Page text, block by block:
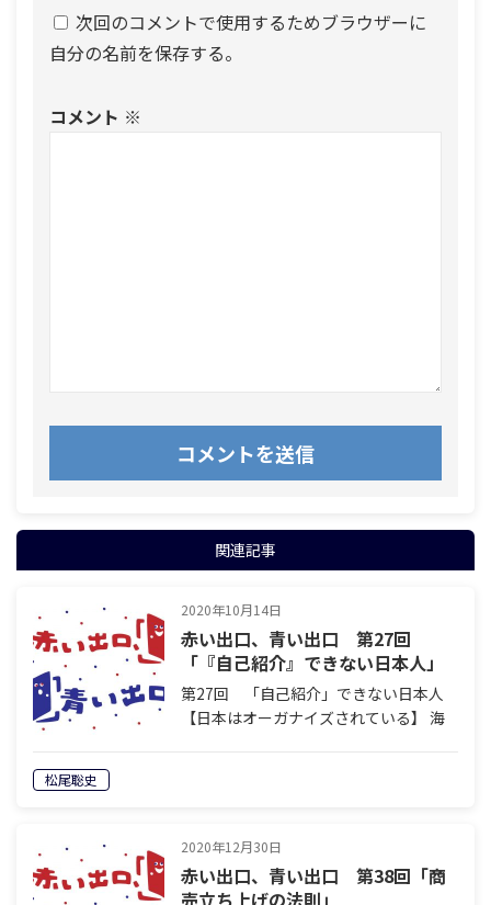
次回のコメントで使用するためブラウザーに
自分の名前を保存する。
コメント ※
関連記事
2020年10月14日
赤い出口、青い出口 第27回
「『自己紹介』できない日本人」
第27回 「自己紹介」できない日本人
【日本はオーガナイズされている】 海
の…
松尾聡史
2020年12月30日
赤い出口、青い出口 第38回「商